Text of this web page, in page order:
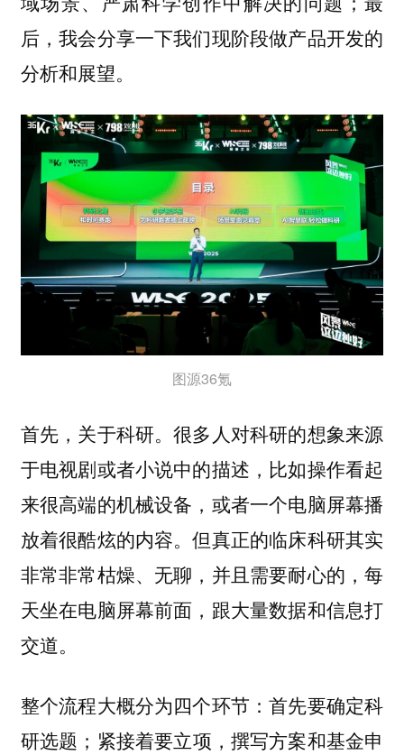
后，我会分享一下我们现阶段做产品开发的
分析和展望。
图源36氪
首先，关于科研。很多人对科研的想象来源
于电视剧或者小说中的描述，比如操作看起
来很高端的机械设备，或者一个电脑屏幕播
放着很酷炫的内容。但真正的临床科研其实
非常非常枯燥、无聊，并且需要耐心的，每
天坐在电脑屏幕前面，跟大量数据和信息打
交道。
整个流程大概分为四个环节：首先要确定科
研选题；紧接着要立项，撰写方案和基金申